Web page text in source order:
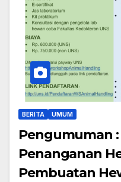
BERITA UMUM
Pengumuman
Penanganan
Pembuatan